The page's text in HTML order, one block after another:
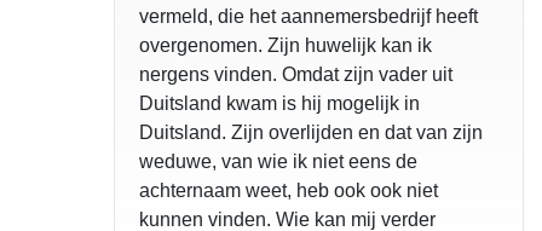
vermeld, die het aannemersbedrijf heeft
overgenomen. Zijn huwelijk kan ik
nergens vinden. Omdat zijn vader uit
Duitsland kwam is hij mogelijk in
Duitsland. Zijn overlijden en dat van zijn
weduwe, van wie ik niet eens de
achternaam weet, heb ook ook niet
kunnen vinden. Wie kan mij verder